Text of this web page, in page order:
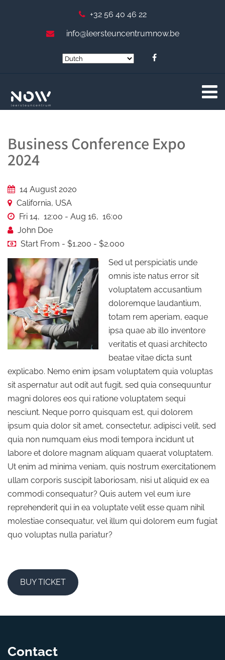
+32 56 40 46 22
info@leersteuncentrumnow.be
Business Conference Expo
2024
14 August 2020
California, USA
Fri 14, 12:00 - Aug 16, 16:00
John Doe
Start From - $1.200 - $2.000
Sed ut perspiciatis unde
omnis iste natus error sit
voluptatem accusantium
doloremque laudantium,
totam rem aperiam, eaque
ipsa quae ab illo inventore
veritatis et quasi architecto
beatae vitae dicta sunt
explicabo. Nemo enim ipsam voluptatem quia voluptas
sit aspernatur aut odit aut fugit, sed quia consequuntur
magni dolores eos qui ratione voluptatem sequi
nesciunt. Neque porro quisquam est, qui dolorem
ipsum quia dolor sit amet, consectetur, adipisci velit, sed
quia non numquam eius modi tempora incidunt ut
labore et dolore magnam aliquam quaerat voluptatem.
Ut enim ad minima veniam, quis nostrum exercitationem
ullam corporis suscipit laboriosam, nisi ut aliquid ex ea
commodi consequatur? Quis autem vel eum iure
reprehenderit qui in ea voluptate velit esse quam nihil
molestiae consequatur, vel illum qui dolorem eum fugiat
quo voluptas nulla pariatur?
BUY TICKET
Contact